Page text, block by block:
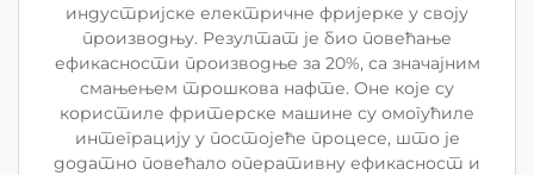
индустријске електричне фријерке у своју
производњу. Резултат је био повећање
ефикасности производње за 20%, са значајним
смањењем трошкова нафте. Оне које су
користиле фритерске машине су омогућиле
интеграцију у постојеће процесе, што је
додатно повећало оперативну ефикасност и